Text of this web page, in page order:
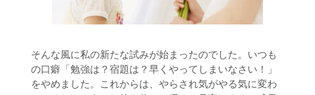
そんな風に私の新たな試みが始まったのでした。いつも
の口癖「勉強は？宿題は？早くやってしまいなさい！」
をやめました。これからは、やらされ気がやる気に変わ